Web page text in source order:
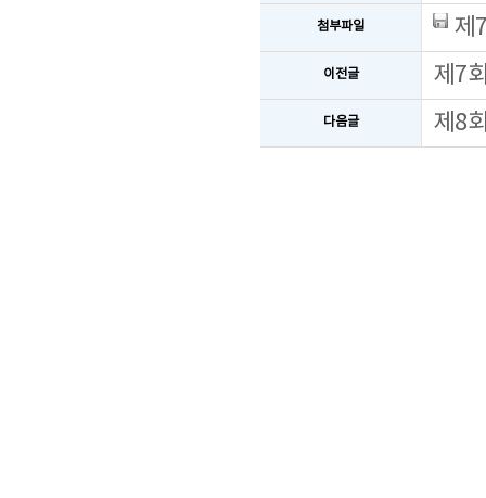
첨부파일 제
이전글 제7
다음글 제8